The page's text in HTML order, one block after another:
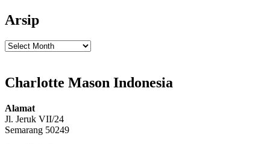
Arsip
Arsip
Charlotte Mason Indonesia
Alamat
Jl. Jeruk VII/24
Semarang 50249